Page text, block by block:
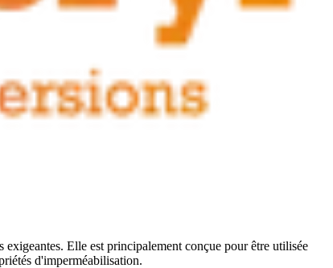
Elle est principalement conçue pour être utilisée
d'imperméabilisation.